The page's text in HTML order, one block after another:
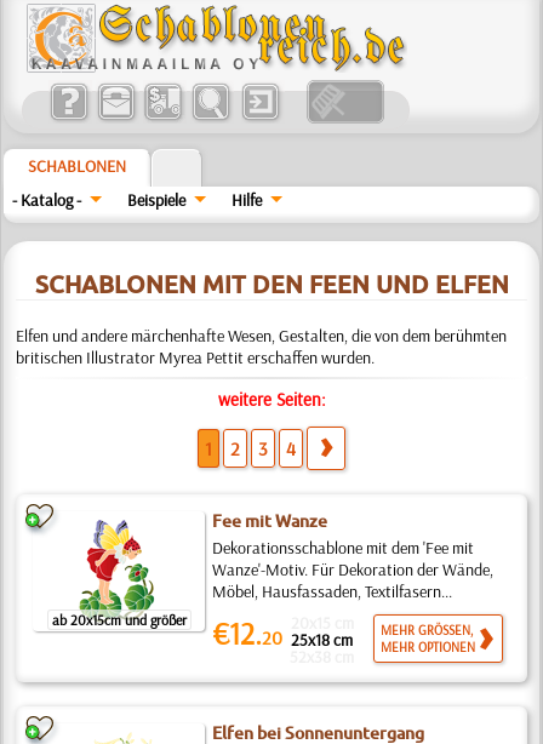
SCHABLONEN
- Katalog -
Beispiele Hilfe
SCHABLONEN MIT DEN FEEN UND ELFEN
Elfen und andere märchenhafte Wesen, Gestalten, die von dem berühmten
britischen Illustrator Myrea Pettit erschaffen wurden.
weitere Seiten:
1 2 3 4
ab 20x15cm und größer
Fee mit Wanze
Dekorationsschablone mit dem 'Fee mit
Wanze'-Motiv. Für Dekoration der Wände,
Möbel, Hausfassaden, Textilfasern...
€12.20 25x18 cm
MEHR GRÖSSEN,
MEHR OPTIONEN
Elfen bei Sonnenuntergang